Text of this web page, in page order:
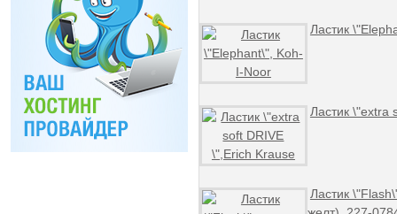
Ластик
Ластик \"extra
Ластик